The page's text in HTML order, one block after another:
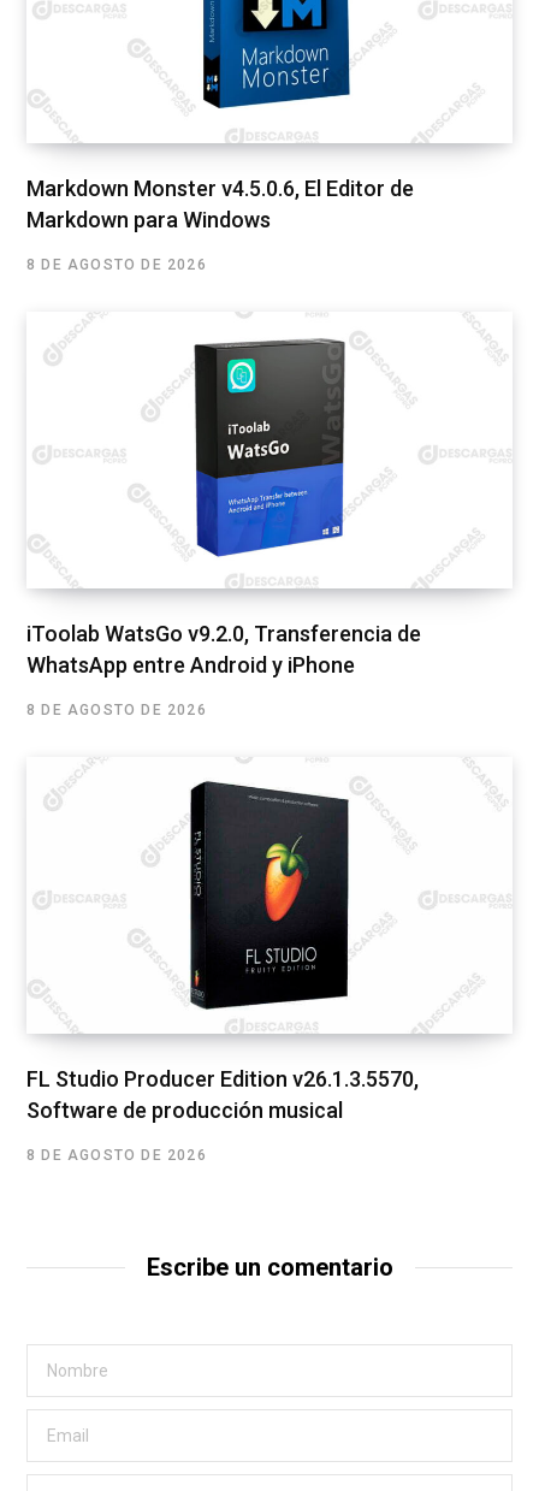
Markdown Monster v4.5.0.6, El Editor de
Markdown para Windows
8 DE AGOSTO DE 2026
iToolab WatsGo v9.2.0, Transferencia de
WhatsApp entre Android y iPhone
8 DE AGOSTO DE 2026
FL Studio Producer Edition v26.1.3.5570,
Software de producción musical
8 DE AGOSTO DE 2026
Escribe un comentario